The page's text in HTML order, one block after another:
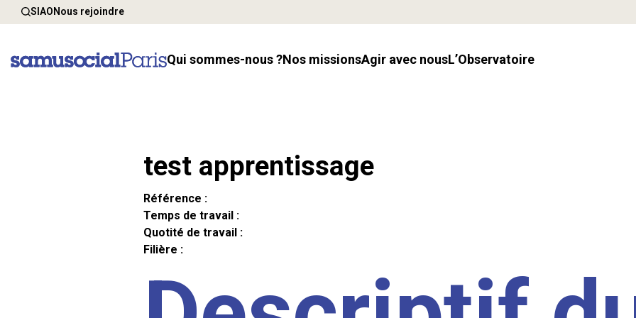
SIAONous rejoindre
Qui sommes-nous ? Nos missions Agir avec nous l’Observatoire
test apprentissage
Référence :
Temps de travail :
Quotité de travail :
Filière :